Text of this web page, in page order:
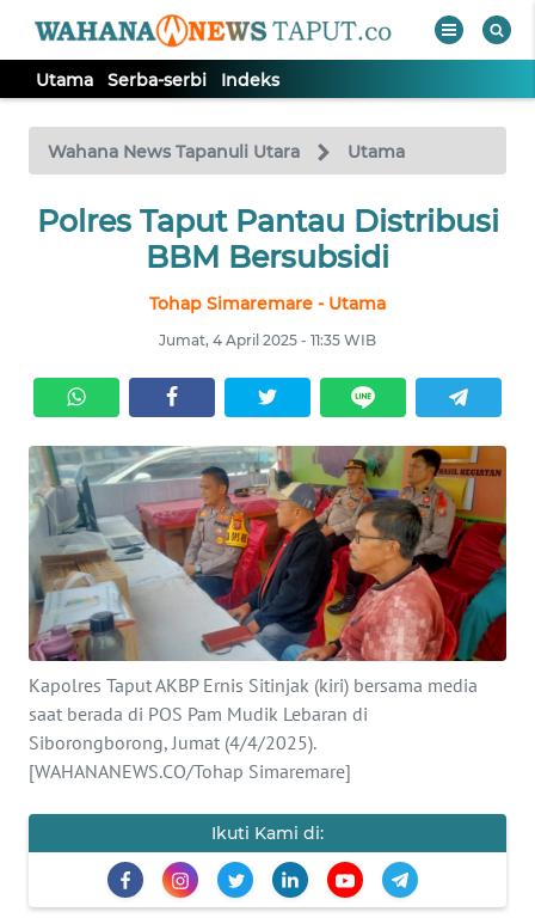
Utama Serba-serbi Indeks
Wahana News Tapanuli Utara Utama
Polres Taput Pantau Distribusi
BBM Bersubsidi
Tohap Simaremare - Utama
Jumat, 4 April 2025 - 11:35 WIB
Kapolres Taput AKBP Ernis Sitinjak (kiri) bersama media
saat berada di POS Pam Mudik Lebaran di
Siborongborong, Jumat (4/4/2025).
[WAHANANEWS.CO/Tohap Simaremare]
Ikuti Kami di:
TV
Tutup
UTAMA
Informasi
BERITA
KONTAK
KAMI
INFO
IKLAN
TENTANG
KAMI
PEDOMAN